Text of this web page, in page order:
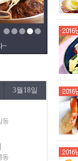
~
3월18일
동
동